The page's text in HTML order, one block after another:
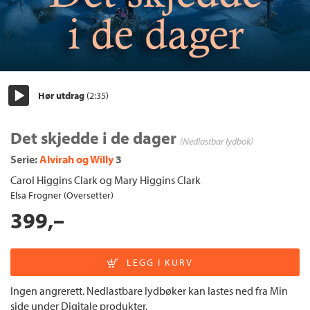
Hør utdrag (2:35)
Det skjedde i de dager (Nedlastbar lydbok)
Serie:Alvirah og Willy3
Carol Higgins Clarkog Mary Higgins Clark
Elsa Frogner (Oversetter)
399,–
Ingen angrerett. Nedlastbare lydbøker kan lastes ned fra Min
side under Digitale produkter.